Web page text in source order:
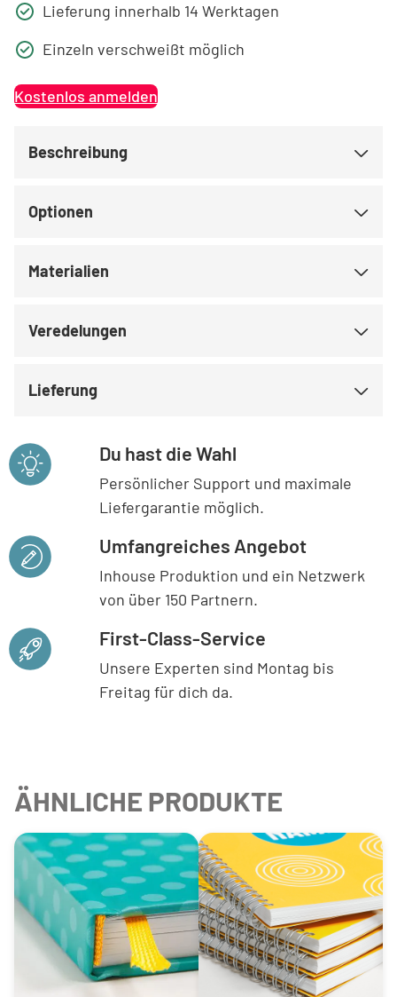
Lieferung innerhalb 14 Werktagen
Einzeln verschweißt möglich
Kostenlos anmelden
Beschreibung
Optionen
Materialien
Veredelungen
Lieferung
Du hast die Wahl
Persönlicher Support und maximale
Liefergarantie möglich.
Umfangreiches Angebot
Inhouse Produktion und ein Netzwerk
von über 150 Partnern.
First-Class-Service
Unsere Experten sind Montag bis
Freitag für dich da.
ÄHNLICHE PRODUKTE